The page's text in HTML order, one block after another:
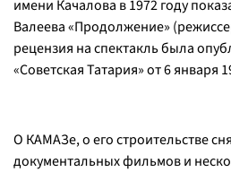
имени Качалова в 1972 году
Валеева «Продолжение»
рецензия на спектакль была
«Советская Татария» от 6 января
О КАМАЗе, о его строительстве
документальных фильмов и